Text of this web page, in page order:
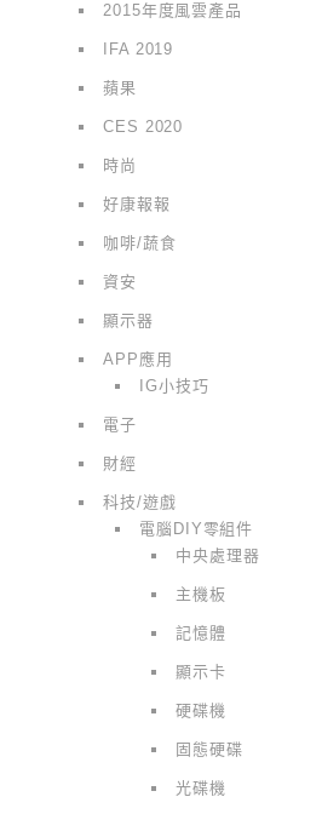
2015年度風雲產品
IFA 2019
蘋果
CES 2020
時尚
好康報報
咖啡/蔬食
資安
顯示器
APP應用
IG小技巧
電子
財經
科技/遊戲
電腦DIY零組件
中央處理器
主機板
記憶體
顯示卡
硬碟機
固態硬碟
光碟機